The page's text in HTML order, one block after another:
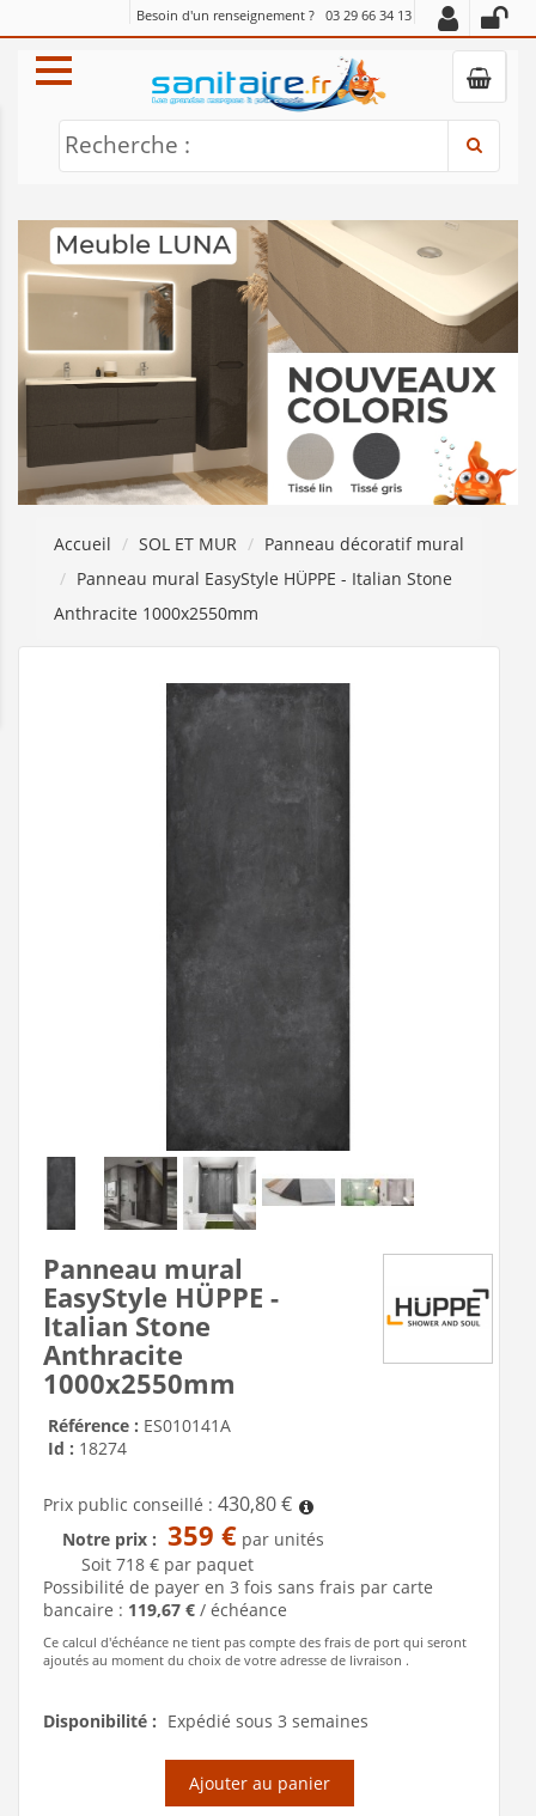
Besoin d'un renseignement ? 03 29 66 34 13
Recherche :
Accueil SOL ET MUR
Panneau décoratif mural
Panneau mural EasyStyle HÜPPE - Italian Stone
Anthracite 1000x2550mm
Panneau mural
EasyStyle HÜPPE -
Italian Stone
Anthracite
1000x2550mm
Référence : ES010141A
Id : 18274
Prix public conseillé : 430,80 €
Notre prix : 359 € par unités
Soit 718 € par paquet
Possibilité de payer en 3 fois sans frais par carte
bancaire : 119,67 € / échéance
Ce calcul d'échéance ne tient pas compte des frais de port qui seront
ajoutés au moment du choix de votre adresse de livraison .
Disponibilité : Expédié sous 3 semaines
Ajouter au panier